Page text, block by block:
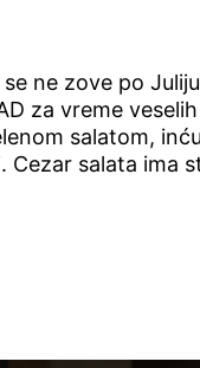
ne zove po
za vreme
salatom,
Cezar salata ima